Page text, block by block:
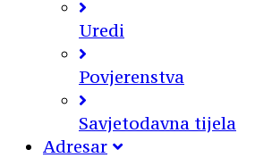
Uredi
Povjerenstva
Savjetodavna tijela
Adresar